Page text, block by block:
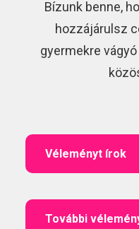
Bízunk benne,
hozzájárulsz
gyermekre
Véleményt írok
További